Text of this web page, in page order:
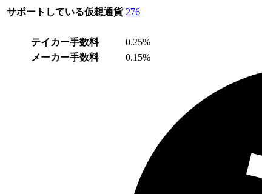
サポートしている仮想通貨 276
テイカー手数料
0.25%
メーカー手数料
0.15%